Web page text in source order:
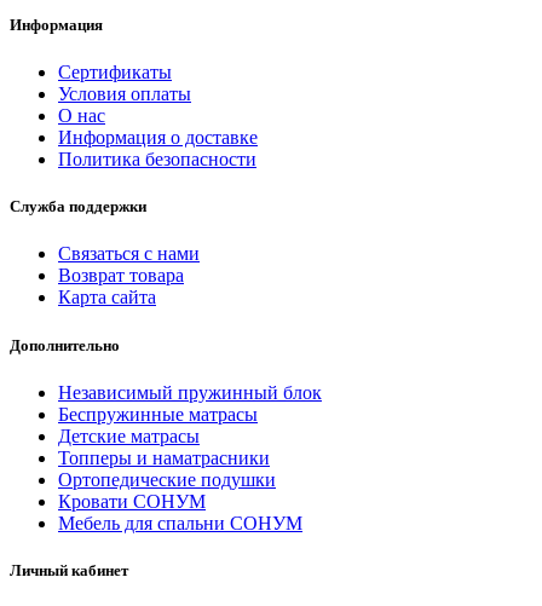
Информация
Сертификаты
Условия оплаты
О нас
Информация о доставке
Политика безопасности
Служба поддержки
Связаться с нами
Возврат товара
Карта сайта
Дополнительно
Независимый пружинный блок
Беспружинные матрасы
Детские матрасы
Топперы и наматрасники
Ортопедические подушки
Кровати СОНУМ
Мебель для спальни СОНУМ
Личный кабинет